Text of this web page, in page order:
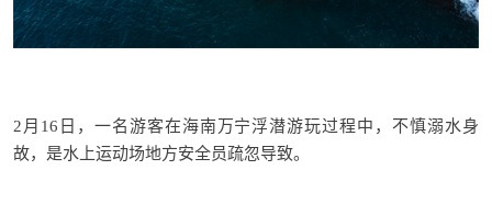
2月16日，一名游客在海南万宁浮潜游玩过程中，不慎溺水身
故，是水上运动场地方安全员疏忽导致。